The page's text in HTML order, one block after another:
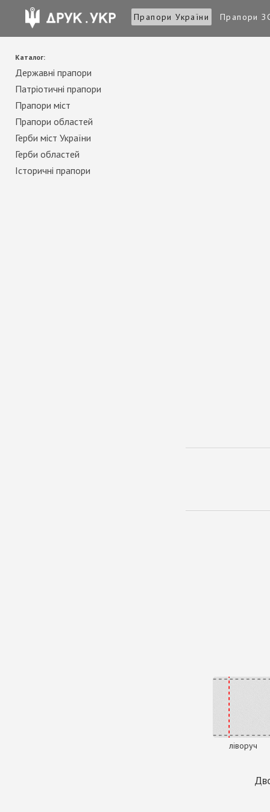
Прапори України Прапори
ліворуч
Каталог:
Державні прапори
Патріотичні прапори
Прапори міст
Прапори областей
Герби міст України
Герби областей
Історичні прапори